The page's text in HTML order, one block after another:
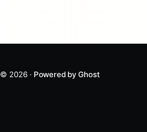
© 2026 · Powered by Ghost